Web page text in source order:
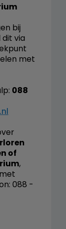
bij
via
met
088
of
,
088 -